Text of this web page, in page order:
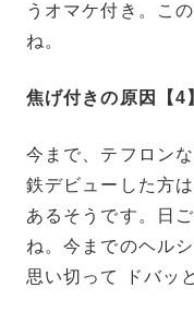
うオマケ付き。こ
ね。
焦げ付きの原因【4
今まで、テフロン
鉄デビューした方
あるそうです。日
ね。今までのヘル
思い切って ドバッ